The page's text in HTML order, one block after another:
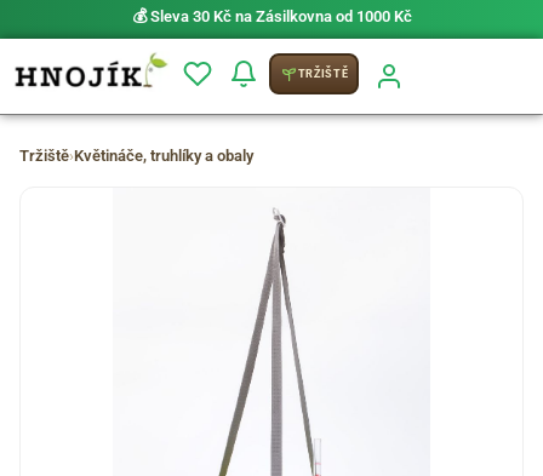
💰 Sleva 30 Kč na Zásilkovna od 1000 Kč
TRŽIŠTĚ
Tržiště›Květináče, truhlíky a obaly